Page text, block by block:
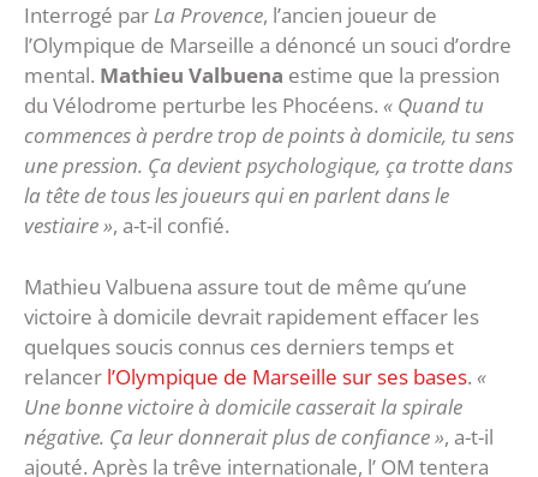
Interrogé par La Provence, l’ancien joueur de
l’Olympique de Marseille a dénoncé un souci d’ordre
mental. Mathieu Valbuena estime que la pression
du Vélodrome perturbe les Phocéens. « Quand tu
commences à perdre trop de points à domicile, tu sens
une pression. Ça devient psychologique, ça trotte dans
la tête de tous les joueurs qui en parlent dans le
vestiaire », a-t-il confié.
Mathieu Valbuena assure tout de même qu’une
victoire à domicile devrait rapidement effacer les
quelques soucis connus ces derniers temps et
relancer l’Olympique de Marseille sur ses bases. «
Une bonne victoire à domicile casserait la spirale
négative. Ça leur donnerait plus de confiance », a-t-il
ajouté. Après la trêve internationale, l’ OM tentera